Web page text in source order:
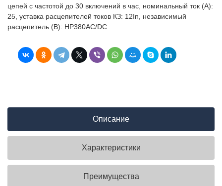
цепей с частотой до 30 включений в час, номинальный ток (А):
25, уставка расцепителей токов КЗ: 12In, независимый
расцепитель (В): НР380AC/DC
Описание
Характеристики
Преимущества